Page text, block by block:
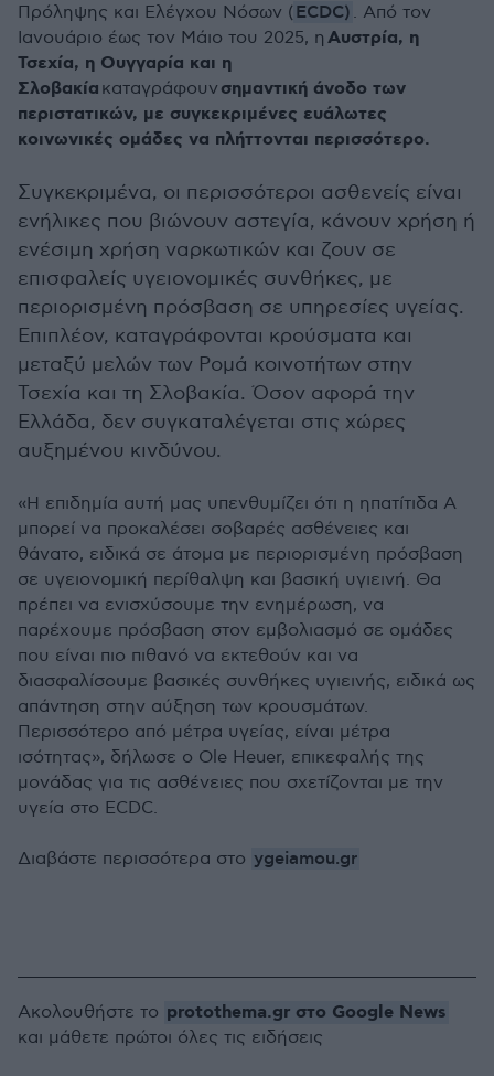
Πρόληψης και Ελέγχου Νόσων ( ECDC) . Από τον
Ιανουάριο έως τον Μάιο του 2025, η Αυστρία, η
Τσεχία, η Ουγγαρία και η
Σλοβακία καταγράφουν σημαντική άνοδο των
περιστατικών, με συγκεκριμένες ευάλωτες
κοινωνικές ομάδες να πλήττονται περισσότερο.
Συγκεκριμένα, οι περισσότεροι ασθενείς είναι
ενήλικες που βιώνουν αστεγία, κάνουν χρήση ή
ενέσιμη χρήση ναρκωτικών και ζουν σε
επισφαλείς υγειονομικές συνθήκες, με
περιορισμένη πρόσβαση σε υπηρεσίες υγείας.
Επιπλέον, καταγράφονται κρούσματα και
μεταξύ μελών των Ρομά κοινοτήτων στην
Τσεχία και τη Σλοβακία. Όσον αφορά την
Ελλάδα, δεν συγκαταλέγεται στις χώρες
αυξημένου κινδύνου.
«Η επιδημία αυτή μας υπενθυμίζει ότι η ηπατίτιδα Α
μπορεί να προκαλέσει σοβαρές ασθένειες και
θάνατο, ειδικά σε άτομα με περιορισμένη πρόσβαση
σε υγειονομική περίθαλψη και βασική υγιεινή. Θα
πρέπει να ενισχύσουμε την ενημέρωση, να
παρέχουμε πρόσβαση στον εμβολιασμό σε ομάδες
που είναι πιο πιθανό να εκτεθούν και να
διασφαλίσουμε βασικές συνθήκες υγιεινής, ειδικά ως
απάντηση στην αύξηση των κρουσμάτων.
Περισσότερο από μέτρα υγείας, είναι μέτρα
ισότητας», δήλωσε ο Ole Heuer, επικεφαλής της
μονάδας για τις ασθένειες που σχετίζονται με την
υγεία στο ECDC.
Διαβάστε περισσότερα στο ygeiamou.gr
Ακολουθήστε το protothema.gr στο Google News
και μάθετε πρώτοι όλες τις ειδήσεις